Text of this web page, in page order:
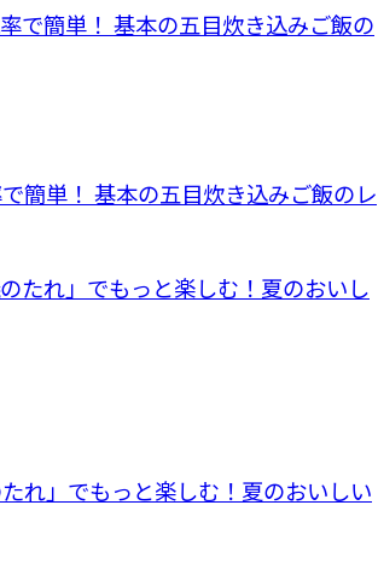
簡単！ 基本の五目炊き込みご飯のレ
たれ」でもっと楽しむ！夏のおいしい